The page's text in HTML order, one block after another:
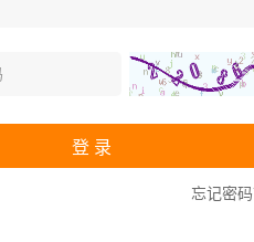
登 录
忘记密码